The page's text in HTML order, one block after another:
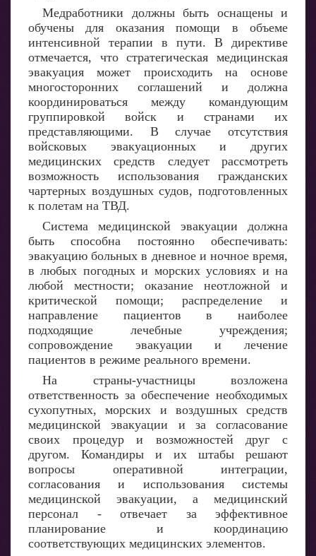
Медработники должны быть оснащены и
обучены для оказания помощи в объеме
интенсивной терапии в пути. В директиве
отмечается, что стратегическая медицинская
эвакуация может происходить на основе
многосторонних соглашений и должна
координироваться между командующим
группировкой войск и странами их
представляющими. В случае отсутствия
войсковых эвакуационных и других
медицинских средств следует рассмотреть
возможность использования гражданских
чартерных воздушных судов, подготовленных
к полетам на ТВД.
Система медицинской эвакуации должна
быть способна постоянно обеспечивать:
эвакуацию больных в дневное и ночное время,
в любых погодных и морских условиях и на
любой местности; оказание неотложной и
критической помощи; распределение и
направление пациентов в наиболее
подходящие лечебные учреждения;
сопровождение эвакуации и лечение
пациентов в режиме реального времени.
На страны-участницы возложена
ответственность за обеспечение необходимых
сухопутных, морских и воздушных средств
медицинской эвакуации и за согласование
своих процедур и возможностей друг с
другом. Командиры и их штабы решают
вопросы оперативной интеграции,
согласования и использования системы
медицинской эвакуации, а медицинский
персонал - отвечает за эффективное
планирование и координацию
соответствующих медицинских элементов.